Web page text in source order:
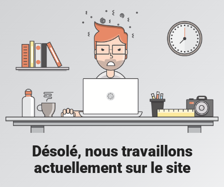
Désolé, nous travaillons
actuellement sur le site